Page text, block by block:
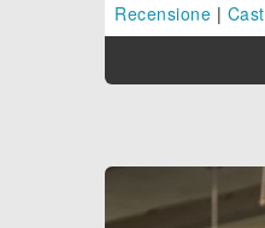
Recensione | Cast